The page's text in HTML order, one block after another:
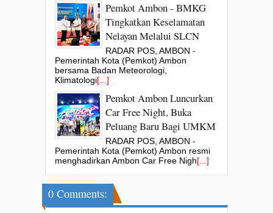
Pemkot Ambon - BMKG
Tingkatkan Keselamatan
Nelayan Melalui SLCN
RADAR POS, AMBON -
Pemerintah Kota (Pemkot) Ambon
bersama Badan Meteorologi,
Klimatologi[...]
Pemkot Ambon Luncurkan
Car Free Night, Buka
Peluang Baru Bagi UMKM
RADAR POS, AMBON -
Pemerintah Kota (Pemkot) Ambon resmi
menghadirkan Ambon Car Free Nigh[...]
0 Comments: